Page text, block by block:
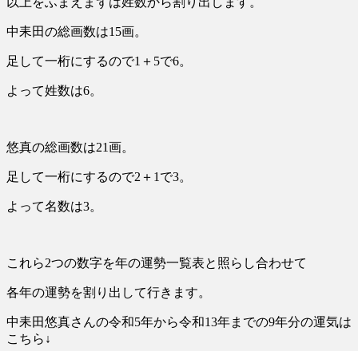
中耒田の総画数は15画。
足して一桁にするので1＋5で6。
よって姓数は6。
悠真の総画数は21画。
足して一桁にするので2＋1で3。
よって名数は3。
これら2つの数字を年の運勢一覧表と照らし合わせて
各年の運勢を割り出して行きます。
中耒田悠真さんの令和5年から令和13年までの9年分の運気は
こちら↓